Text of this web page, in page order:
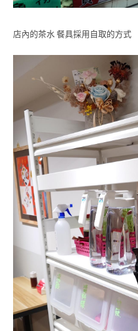
店內的茶水 餐具採用自取的方式